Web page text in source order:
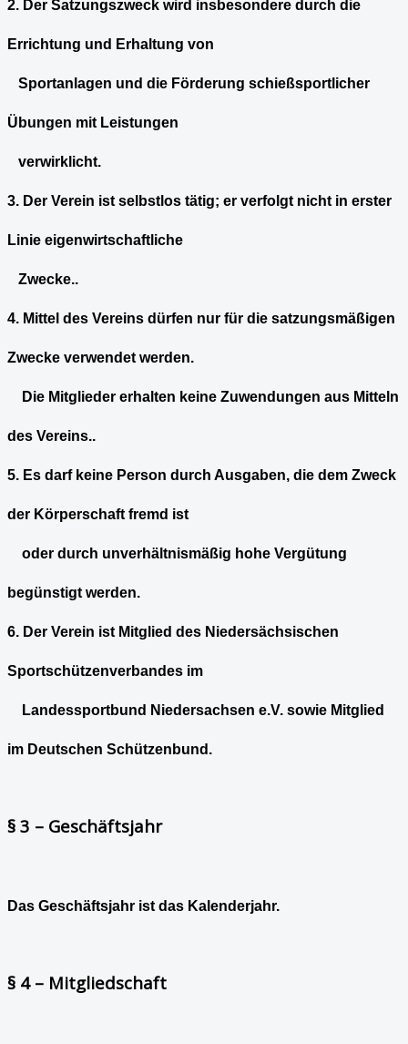
2. Der Satzungszweck wird insbesondere durch die
Errichtung und Erhaltung von
Sportanlagen und die Förderung schießsportlicher
Übungen mit Leistungen
verwirklicht.
3. Der Verein ist selbstlos tätig; er verfolgt nicht in erster
Linie eigenwirtschaftliche
Zwecke..
4. Mittel des Vereins dürfen nur für die satzungsmäßigen
Zwecke verwendet werden.
Die Mitglieder erhalten keine Zuwendungen aus Mitteln
des Vereins..
5. Es darf keine Person durch Ausgaben, die dem Zweck
der Körperschaft fremd ist
oder durch unverhältnismäßig hohe Vergütung
begünstigt werden.
6. Der Verein ist Mitglied des Niedersächsischen
Sportschützenverbandes im
Landessportbund Niedersachsen e.V. sowie Mitglied
im Deutschen Schützenbund.
§ 3 – Geschäftsjahr
Das Geschäftsjahr ist das Kalenderjahr.
§ 4 – Mitgliedschaft